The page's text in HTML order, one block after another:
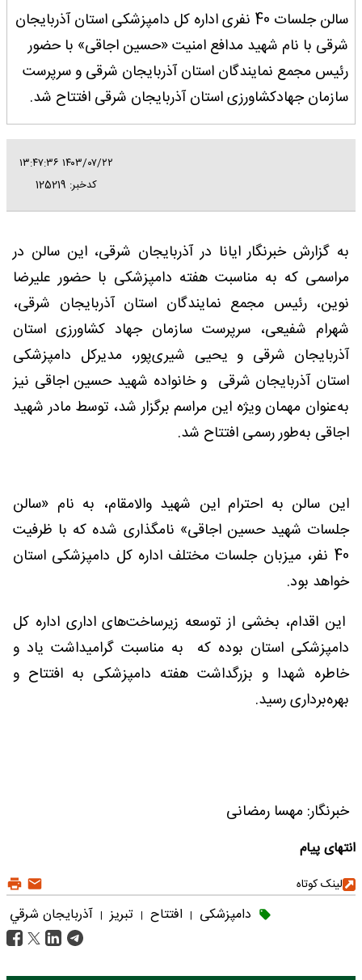
سالن جلسات 40 نفری اداره کل دامپزشکی استان آذربایجان
شرقی با نام شهید مدافع امنیت «حسین اجاقی» با حضور
رئیس مجمع نمایندگان استان آذربایجان شرقی و سرپرست
سازمان جهادکشاورزی استان آذربایجان شرقی افتتاح شد.
۱۴۰۳/۰۷/۲۲ ۱۳:۴۷:۳۶
کدخبر: 125219
به گزارش خبرنگار ایانا در آذربایجان شرقی، این سالن در
مراسمی که به مناسبت هفته دامپزشکی با حضور علیرضا
نوین، رئیس مجمع نمایندگان استان آذربایجان شرقی،
شهرام شفیعی، سرپرست سازمان جهاد کشاورزی استان
آذربایجان شرقی و یحیی شیری‌پور، مدیرکل دامپزشکی
استان آذربایجان شرقی و خانواده شهید حسین اجاقی نیز
به‌‌عنوان مهمان ویژه این مراسم برگزار شد، توسط مادر شهید
اجاقی به‌طور رسمی افتتاح شد.
این سالن به احترام این شهید والامقام، به نام «سالن
جلسات شهید حسین اجاقی» نامگذاری شده که با ظرفیت
40 نفر، میزبان جلسات مختلف اداره کل دامپزشکی استان
خواهد بود.
این اقدام، بخشی از توسعه زیرساخت‌های اداری اداره کل
دامپزشکی استان بوده که به مناسبت گرامیداشت یاد و
خاطره شهدا و بزرگداشت هفته دامپزشکی به افتتاح و
بهره‌برداری رسید.
خبرنگار: مهسا رمضانی
انتهای پیام
لینک کوتاه
دامپزشکی | افتتاح | تبریز | آذربايجان شرقي